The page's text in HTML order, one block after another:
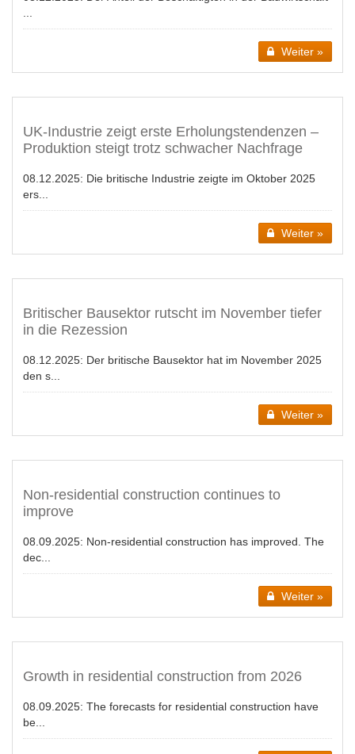
...
Weiter »
UK-Industrie zeigt erste Erholungstendenzen –
Produktion steigt trotz schwacher Nachfrage
08.12.2025: Die britische Industrie zeigte im Oktober 2025
ers...
Weiter »
Britischer Bausektor rutscht im November tiefer
in die Rezession
08.12.2025: Der britische Bausektor hat im November 2025
den s...
Weiter »
Non-residential construction continues to
improve
08.09.2025: Non-residential construction has improved. The
dec...
Weiter »
Growth in residential construction from 2026
08.09.2025: The forecasts for residential construction have
be...